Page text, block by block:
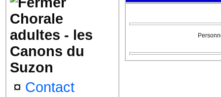
Chorale
adultes - les
Canons du
Suzon
¤ Contact